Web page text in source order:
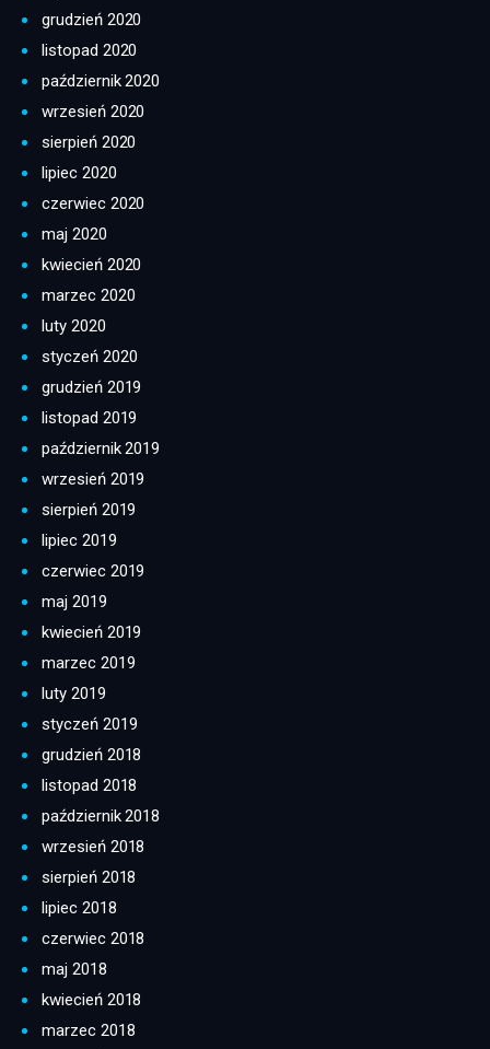
grudzień 2020
listopad 2020
październik 2020
wrzesień 2020
sierpień 2020
lipiec 2020
czerwiec 2020
maj 2020
kwiecień 2020
marzec 2020
luty 2020
styczeń 2020
grudzień 2019
listopad 2019
październik 2019
wrzesień 2019
sierpień 2019
lipiec 2019
czerwiec 2019
maj 2019
kwiecień 2019
marzec 2019
luty 2019
styczeń 2019
grudzień 2018
listopad 2018
październik 2018
wrzesień 2018
sierpień 2018
lipiec 2018
czerwiec 2018
maj 2018
kwiecień 2018
marzec 2018